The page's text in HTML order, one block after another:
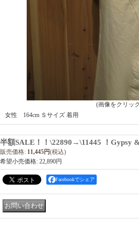
(画像をクリッ
女性 164cm Ｓサイズ 着用
半額SALE！！\22890→\11445 ！Gypsy
販売価格: 11,445円(税込)
希望小売価格: 22,890円
Facebookでシェア